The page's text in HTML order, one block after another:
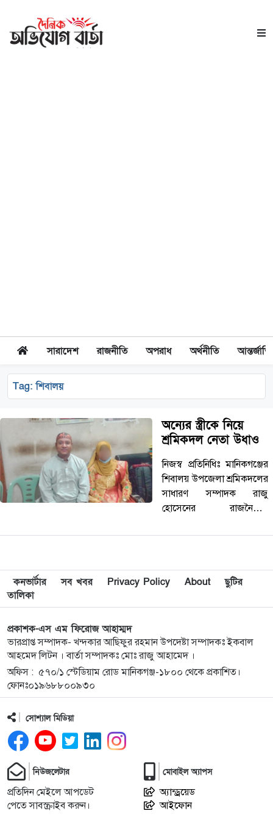
সারাদেশ রাজনীতি অপরাধ অর্থনীতি
Tag:শিবালয়
অন্যের স্ত্রীকে নিয়ে
শ্রমিকদল নেতা উধাও
নিজস্ব প্রতিনিধিঃ মানিকগঞ্জের
শিবালয় উপজেলা শ্রমিকদলের
সাধারণ সম্পাদক রাজু
হোসেনের রাজনৈতিক
নারী কেলেঙ্কারির ঘটনায়
ছেলে ও এক মেয়ের জনক এই
শ্রমিকদল নেতা…
কনভার্টার সব খবর Privacy Policy About
ছুটির
তালিকা
প্রকাশক-এস এম ফিরোজ আহাম্মদ
ভারপ্রাপ্ত সম্পাদক- খন্দকার আছিফুর রহমান উপদেষ্টা সম্পাদকঃ ইকবাল
আহমেদ লিটন । বার্তা সম্পাদকঃ মোঃ রাজু আহামেদ ।
অফিস : ৫৭০/১ স্টেডিয়াম রোড মানিকগঞ্জ-১৮০০ থেকে প্রকাশিত।
ফোনঃ০১৯৬৮৮০০৯৩০
সোশ্যাল মিডিয়া
নিউজলেটার
প্রতিদিন মেইলে আপডেট
পেতে সাবস্ক্রাইব করুন।
মোবাইল অ্যাপস
অ্যান্ড্রয়েড
আইফোন